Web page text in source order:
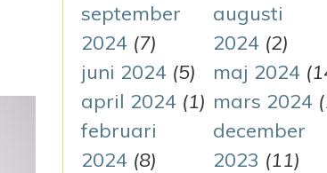
september
2024 (7)
augusti
2024(2)
juni 2024 (5) maj 2024
april 2024 (1) mars 2024
februari
2024 (8)
december
2023 (11)